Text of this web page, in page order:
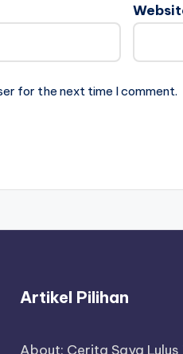
for the next time I comment.
Artikel Pilihan
About: Cerita Saya Lulus